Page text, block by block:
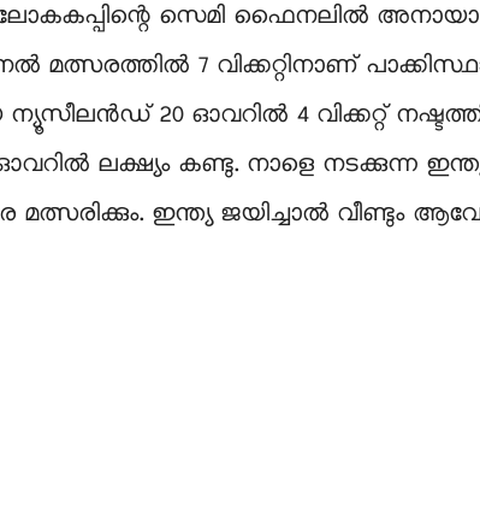
ലോകകപ്പിന്റെ സെമി ഫൈനലിൽ
7 വിക്കറ്റിനാണ്
ന്യൂസീലൻഡ് 20 ഓവറിൽ 4 വിക്കറ്റ്
ഓവറിൽ ലക്ഷ്യം കണ്ടു. നാളെ നടക്കുന്ന
മത്സരിക്കും. ഇന്ത്യ ജയിച്ചാൽ